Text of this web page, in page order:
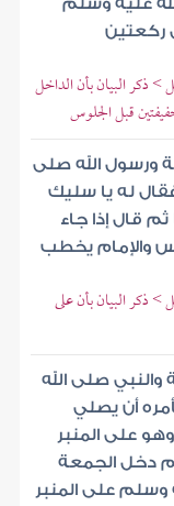
عليه وسلم
ركعتين
ذكر البيان بأن الداخل
قبل الجلوس
ورسول الله صلى
له يا سليك
قال إذا جاء
والإمام يخطب
ذكر البيان بأن على
صلى الله
أن يصلي
على المنبر
دخل الجمعة
وسلم على المنبر